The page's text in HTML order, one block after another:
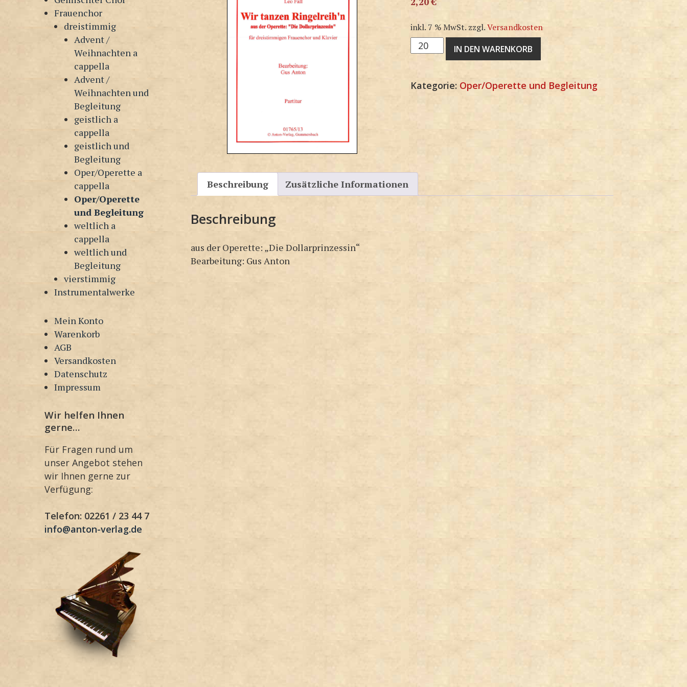
Frauenchor
dreistimmig
Advent /
Weihnachten a
cappella
Advent /
Weihnachten und
Begleitung
geistlich a
cappella
geistlich und
Begleitung
Oper/Operette a
cappella
Oper/Operette
und Begleitung
weltlich a
cappella
weltlich und
Begleitung
vierstimmig
Instrumentalwerke
Mein Konto
Warenkorb
AGB
Versandkosten
Datenschutz
Impressum
Wir helfen Ihnen
gerne…
Für Fragen rund um
unser Angebot stehen
wir Ihnen gerne zur
Verfügung:
Telefon: 02261 / 23 44 7
info@anton-verlag.de
inkl. 7 % MwSt. zzgl.Versandkosten
3F1765SP
Menge
IN DEN WARENKORB
Kategorie: Oper/Operette und Begleitung
Beschreibung Zusätzliche Informationen
Beschreibung
aus der Operette: „Die Dollarprinzessin“
Bearbeitung: Gus Anton